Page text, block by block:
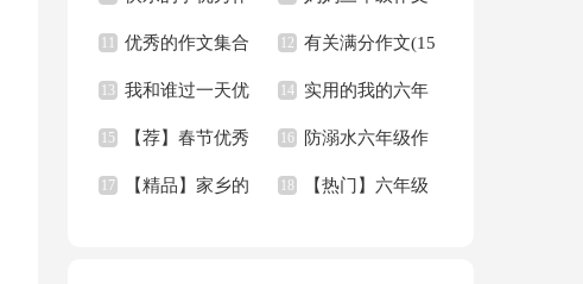
文 300字汇总九篇
11 优秀的作文集合
15篇
12 有关满分作文(15
篇)
13 我和谁过一天优
秀作文
14 实用的我的六年
级小学作文10篇
15 【荐】春节优秀
作文
16 防溺水六年级作
文
17 【精品】家乡的 18 【热门】六年级